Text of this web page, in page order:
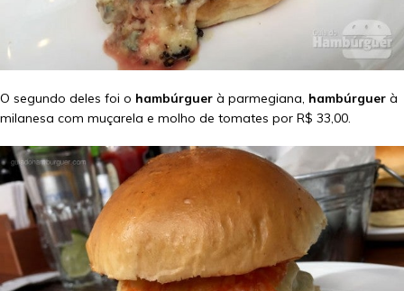
O segundo deles foi o hambúrguer à parmegiana, hambúrguer à
milanesa com muçarela e molho de tomates por R$ 33,00.